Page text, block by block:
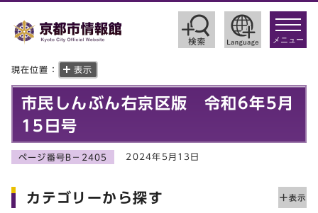
toggle
メニュー
現在位置： 表示
市民しんぶん右京区版 令和6年5月
15日号
ページ番号B－2405 2024年5月13日
カテゴリーから探す